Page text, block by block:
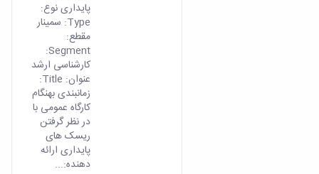
پایداری نوع:
Type: سمینار
مقطع:
Segment:
کارشناسی ارشد
عنوان: Title:
زمانبندی بهنگام
کارگاه عمومی با
در نظر گرفتن
ریسک های
پایداری ارائه
دهنده:...